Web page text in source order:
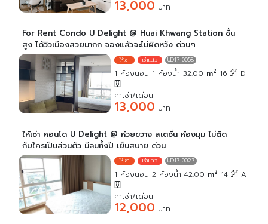
13,000 บาท
For Rent Condo U Delight @ Huai Khwang Station ชั้น
สูง ได้วิวเมืองสวยมากก จองแล้วจะไม่ผิดหวัง ด่วนๆ
UD17-0058
1 ห้องนอน 1 ห้องน้ำ 32.00 m2 16 D
ค่าเช่า/เดือน
13,000 บาท
ให้เช่า คอนโด U Delight @ ห้วยขวาง สเตชั่น ห้องมุม ไม่ติด
กับใครเป็นส่วนตัว มีลมทั้งปี เย็นสบาย ด่วน
UD17-0027
1 ห้องนอน 2 ห้องน้ำ 42.00 m2 14 A
ค่าเช่า/เดือน
12,000 บาท